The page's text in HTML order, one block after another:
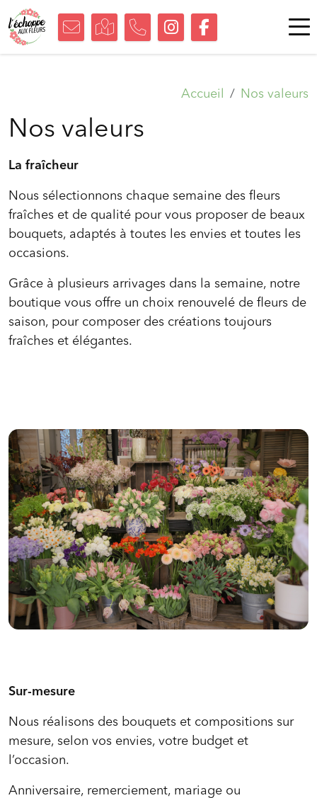
Accueil Nos valeurs
Nos valeurs
La fraîcheur
Nous sélectionnons chaque semaine des fleurs
fraîches et de qualité pour vous proposer de beaux
bouquets, adaptés à toutes les envies et toutes les
occasions.
Grâce à plusieurs arrivages dans la semaine, notre
boutique vous offre un choix renouvelé de fleurs de
saison, pour composer des créations toujours
fraîches et élégantes.
Sur-mesure
Nous réalisons des bouquets et compositions sur
mesure, selon vos envies, votre budget et
l’occasion.
Anniversaire, remerciement, mariage ou